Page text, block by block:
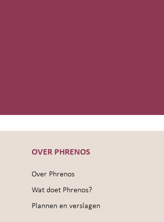
OVER PHRENOS
Over Phrenos
Wat doet Phrenos?
Plannen en verslagen